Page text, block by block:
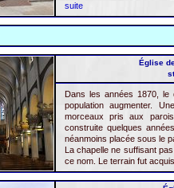
suite
Église
Dans les années 1870, le
population augmenter.
morceaux pris aux
construite quelques
néanmoins placée sous le
La chapelle ne suffisant
ce nom. Le terrain fut